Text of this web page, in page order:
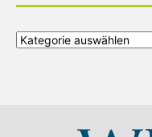
Alle